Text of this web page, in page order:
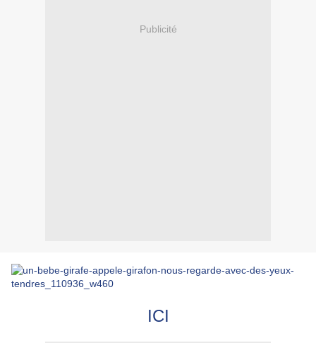
Publicité
ICI